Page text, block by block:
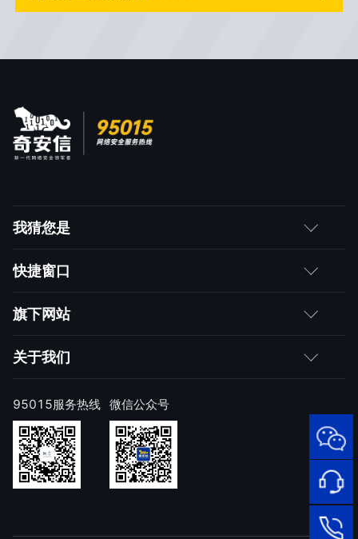
95015
网络安
全服务
热线
在线客
我猜您是
客户
合作伙伴
求职者
快捷窗口
如何购买
产品注册与激活
样本上报
奇安信天守安全软件
顽固病毒专杀工具
旗下网站
网神
技术研究院
威胁情报中心
补天漏洞响应平台
关于我们
公司简介
公司新闻
发展历程
95015服务热线 微信公众号